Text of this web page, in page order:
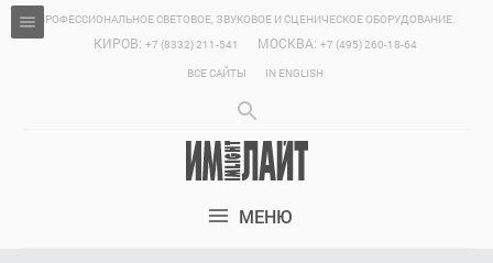
ПРОФЕССИОНАЛЬНОЕ СВЕТОВОЕ, ЗВУКОВОЕ И СЦЕНИЧЕСКОЕ ОБОРУДОВАНИЕ.
КИРОВ: +7 (8332) 211-541 МОСКВА: +7 (495) 260-18-64
ВСЕ САЙТЫ
IN ENGLISH
МЕНЮ